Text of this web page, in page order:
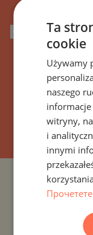
Happy
PROJEKTY I
PROJEKTY I
Ta
cookie
Używamy
naszego
informacje
witryny,
i
innymi